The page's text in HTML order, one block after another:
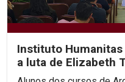
Instituto Humanitas
a luta de Elizabeth